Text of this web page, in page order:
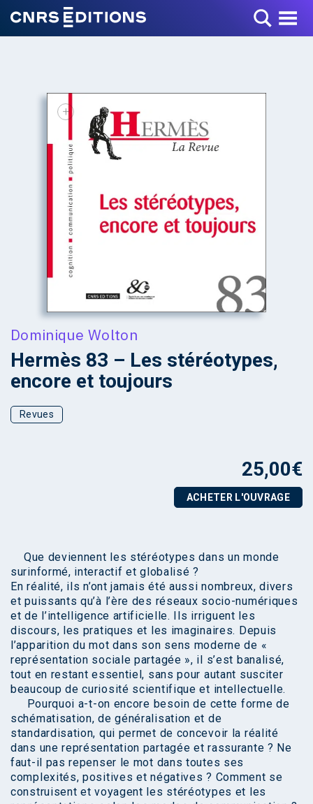
Toggle Menu
+
Dominique Wolton
Hermès 83 – Les stéréotypes,
encore et toujours
Revues
25,00€
ACHETER L'OUVRAGE
Que deviennent les stéréotypes dans un monde
surinformé, interactif et globalisé ?
En réalité, ils n’ont jamais été aussi nombreux, divers
et puissants qu’à l’ère des réseaux socio-numériques
et de l’intelligence artificielle. Ils irriguent les
discours, les pratiques et les imaginaires. Depuis
l’apparition du mot dans son sens moderne de «
représentation sociale partagée », il s’est banalisé,
tout en restant essentiel, sans pour autant susciter
beaucoup de curiosité scientifique et intellectuelle.
Pourquoi a-t-on encore besoin de cette forme de
schématisation, de généralisation et de
standardisation, qui permet de concevoir la réalité
dans une représentation partagée et rassurante ? Ne
faut-il pas repenser le mot dans toutes ses
complexités, positives et négatives ? Comment se
construisent et voyagent les stéréotypes et les